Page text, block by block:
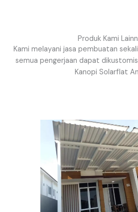
Produk Kami
Kami melayani jasa pembuatan
semua pengerjaan dapat
Kanopi Solarflat